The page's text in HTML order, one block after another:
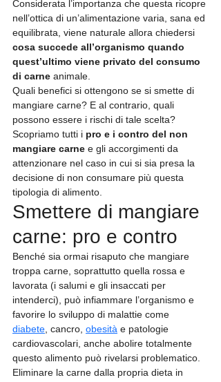
Considerata l’importanza che questa ricopre
nell’ottica di un’alimentazione varia, sana ed
equilibrata, viene naturale allora chiedersi
cosa succede all’organismo quando
quest’ultimo viene privato del consumo
di carne animale.
Quali benefici si ottengono se si smette di
mangiare carne? E al contrario, quali
possono essere i rischi di tale scelta?
Scopriamo tutti i pro e i contro del non
mangiare carne e gli accorgimenti da
attenzionare nel caso in cui si sia presa la
decisione di non consumare più questa
tipologia di alimento.
Smettere di mangiare
carne: pro e contro
Benché sia ormai risaputo che mangiare
troppa carne, soprattutto quella rossa e
lavorata (i salumi e gli insaccati per
intenderci), può infiammare l’organismo e
favorire lo sviluppo di malattie come
diabete, cancro, obesità e patologie
cardiovascolari, anche abolire totalmente
questo alimento può rivelarsi problematico.
Eliminare la carne dalla propria dieta in